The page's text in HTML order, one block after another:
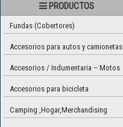
PRODUCTOS
Fundas (Cobertores)
Accesorios para autos y camionetas
Accesorios / Indumentaria – Motos
Accesorios para bicicleta
Camping ,Hogar,Merchandising